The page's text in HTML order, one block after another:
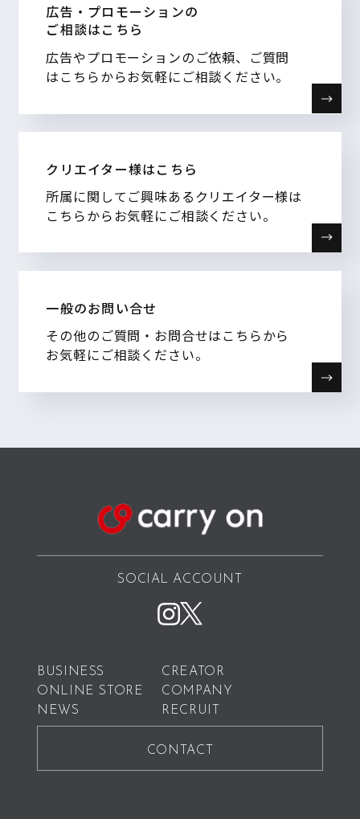
広告・プロモーションの
ご相談はこちら
広告やプロモーションのご依頼、ご質問
はこちらからお気軽にご相談ください。
クリエイター様はこちら
所属に関してご興味あるクリエイター様は
こちらからお気軽にご相談ください。
一般のお問い合せ
その他のご質問・お問合せはこちらから
お気軽にご相談ください。
SOCIAL ACCOUNT
BUSINESS
CREATOR
ONLINE STORE
COMPANY
NEWS
RECRUIT
CONTACT